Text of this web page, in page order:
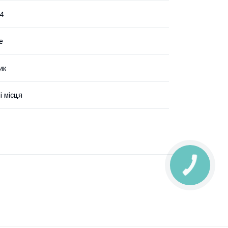
місця
КНОПКА
ЗВ'ЯЗКУ